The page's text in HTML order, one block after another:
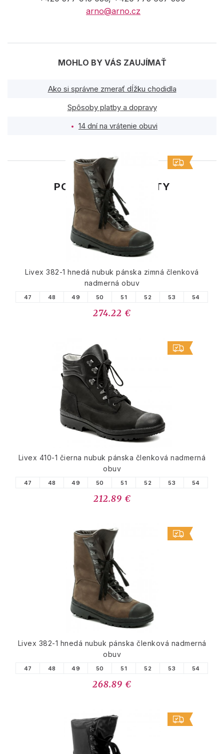
arno@arno.cz
MOHLO BY VÁS ZAUJÍMAŤ
Ako si správne zmerať dĺžku chodidla
Spôsoby platby a dopravy
14 dní na vrátenie obuvi
PODOBNÉ PRODUKTY
Livex 382-1 hnedá nubuk pánska zimná členková
nadmerná obuv
47 48 49 50 51 52 53 54
274.22 €
Livex 410-1 čierna nubuk pánska členková nadmerná
obuv
47 48 49 50 51 52 53 54
212.89 €
Livex 382-1 hnedá nubuk pánska členková nadmerná
obuv
47 48 49 50 51 52 53 54
268.89 €